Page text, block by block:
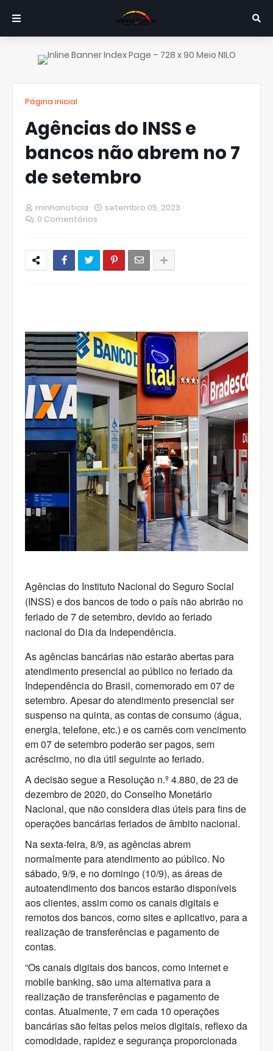
Página inicial
Agências do INSS e
bancos não abrem no 7
de setembro
minhanoticia
setembro 05, 2023
0 Comentários
Agências do Instituto Nacional do Seguro Social
(INSS) e dos bancos de todo o país não abrirão no
feriado de 7 de setembro, devido ao feriado
nacional do Dia da Independência.
As agências bancárias não estarão abertas para
atendimento presencial ao público no feriado da
Independência do Brasil, comemorado em 07 de
setembro. Apesar do atendimento presencial ser
suspenso na quinta, as contas de consumo (água,
energia, telefone, etc.) e os carnês com vencimento
em 07 de setembro poderão ser pagos, sem
acréscimo, no dia útil seguinte ao feriado.
A decisão segue a Resolução n.º 4.880, de 23 de
dezembro de 2020, do Conselho Monetário
Nacional, que não considera dias úteis para fins de
operações bancárias feriados de âmbito nacional.
Na sexta-feira, 8/9, as agências abrem
normalmente para atendimento ao público. No
sábado, 9/9, e no domingo (10/9), as áreas de
autoatendimento dos bancos estarão disponíveis
aos clientes, assim como os canais digitais e
remotos dos bancos, como sites e aplicativo, para a
realização de transferências e pagamento de
contas.
“Os canais digitais dos bancos, como internet e
mobile banking, são uma alternativa para a
realização de transferências e pagamento de
contas. Atualmente, 7 em cada 10 operações
bancárias são feitas pelos meios digitais, reflexo da
comodidade, rapidez e segurança proporcionada